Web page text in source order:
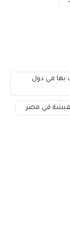
بها في دول
في مصر